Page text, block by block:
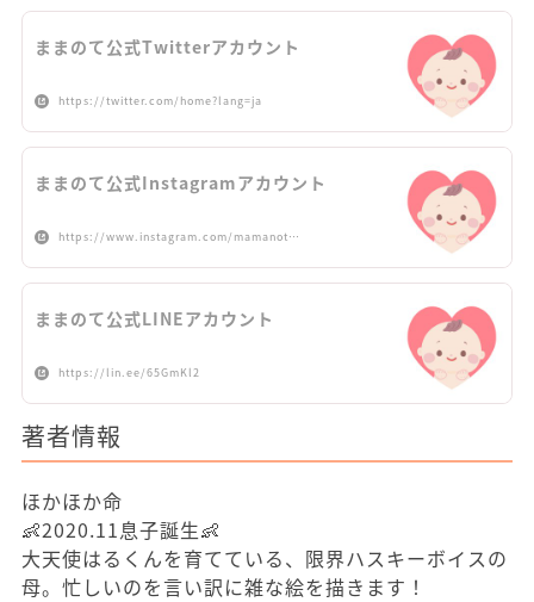
ままのて公式Twitterアカウント
https://twitter.com/home?lang=ja
ままのて公式Instagramアカウント
https://www.instagram.com/mamanot…
ままのて公式LINEアカウント
https://lin.ee/65GmKl2
著者情報
ほかほか命
👶2020.11息子誕生👶
大天使はるくんを育てている、限界ハスキーボイスの
母。忙しいのを言い訳に雑な絵を描きます！